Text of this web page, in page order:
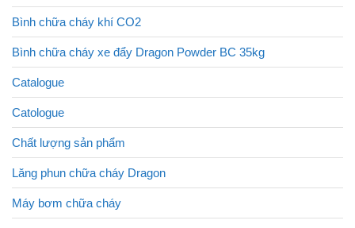
Bình chữa cháy khí CO2
Bình chữa cháy xe đẩy Dragon Powder BC 35kg
Catalogue
Catologue
Chất lượng sản phẩm
Lăng phun chữa cháy Dragon
Máy bơm chữa cháy